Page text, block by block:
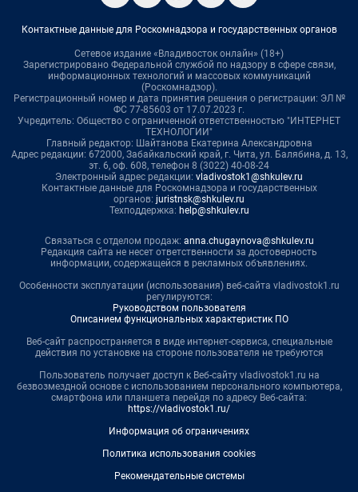
Контактные данные для Роскомнадзора и государственных органов
Сетевое издание «Владивосток онлайн» (18+)
Зарегистрировано Федеральной службой по надзору в сфере связи,
информационных технологий и массовых коммуникаций
(Роскомнадзор).
Регистрационный номер и дата принятия решения о регистрации: ЭЛ №
ФС 77-85603 от 17.07.2023 г.
Учредитель: Общество с ограниченной ответственностью "ИНТЕРНЕТ
ТЕХНОЛОГИИ"
Главный редактор: Шайтанова Екатерина Александровна
Адрес редакции: 672000, Забайкальский край, г. Чита, ул. Балябина, д. 13,
эт. 6, оф. 608, телефон 8 (3022) 40-08-24
Электронный адрес редакции: vladivostok1@shkulev.ru
Контактные данные для Роскомнадзора и государственных
органов: juristnsk@shkulev.ru
Техподдержка: help@shkulev.ru
Связаться с отделом продаж: anna.chugaynova@shkulev.ru
Редакция сайта не несет ответственности за достоверность
информации, содержащейся в рекламных объявлениях.
Особенности эксплуатации (использования) веб-сайта vladivostok1.ru
регулируются:
Руководством пользователя
Описанием функциональных характеристик ПО
Веб-сайт распространяется в виде интернет-сервиса, специальные
действия по установке на стороне пользователя не требуются
Пользователь получает доступ к Веб-сайту vladivostok1.ru на
безвозмездной основе с использованием персонального компьютера,
смартфона или планшета перейдя по адресу Веб-сайта:
https://vladivostok1.ru/
Информация об ограничениях
Политика использования cookies
Рекомендательные системы